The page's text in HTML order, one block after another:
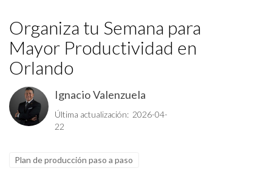
Organiza tu Semana para
Mayor Productividad en
Orlando
Ignacio Valenzuela
Última actualización: 2026-04-
22
Plan de producción paso a paso